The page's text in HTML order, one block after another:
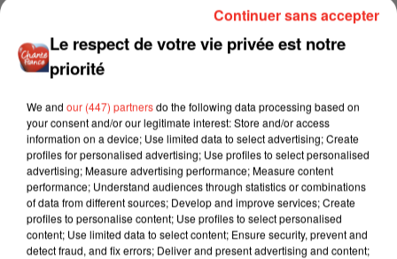
LES INTERVIEWS CHANTE
FRANCE
Voir plus
"JE SUIS À DISPOSITION DES
Le respect de votre vie privée est notre
priorité
We and our (447) partnersdo the following data processing based on
your consent and/or our legitimate interest: Store and/or access
information on a device; Use limited data to select advertising; Create
profiles for personalised advertising; Use profiles to select personalised
advertising; Measure advertising performance; Measure content
performance; Understand audiences through statistics or combinations
of data from different sources; Develop and improve services; Create
profiles to personalise content; Use profiles to select personalised
content; Use limited data to select content; Ensure security, prevent and
detect fraud, and fix errors; Deliver and present advertising and content;
Continuer sans accepter